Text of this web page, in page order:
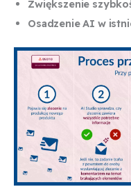
Zwiększenie
Osadzenie AI w